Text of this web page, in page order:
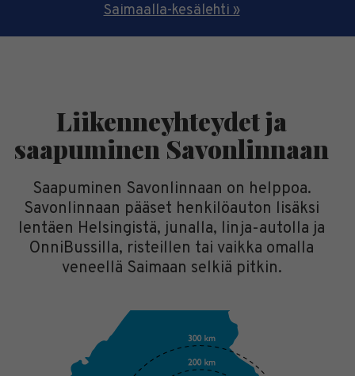
Saimaalla-kesälehti »
Liikenneyhteydet ja
saapuminen Savonlinnaan
Saapuminen Savonlinnaan on helppoa.
Savonlinnaan pääset henkilöauton lisäksi
lentäen Helsingistä, junalla, linja-autolla ja
OnniBussilla, risteillen tai vaikka omalla
veneellä Saimaan selkiä pitkin.